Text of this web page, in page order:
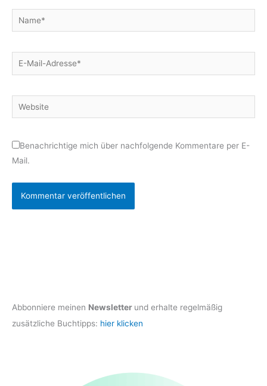
Name*
E-
Mail-
Website
Benachrichtige mich über nachfolgende Kommentare per E-
Mail.
Abbonniere meinen Newsletter und erhalte regelmäßig
zusätzliche Buchtipps: hier klicken